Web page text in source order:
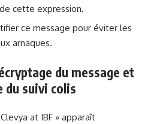
cette expression.
ce message pour éviter les
arnaques.
du message et
du suivi colis
at IBF » apparaît